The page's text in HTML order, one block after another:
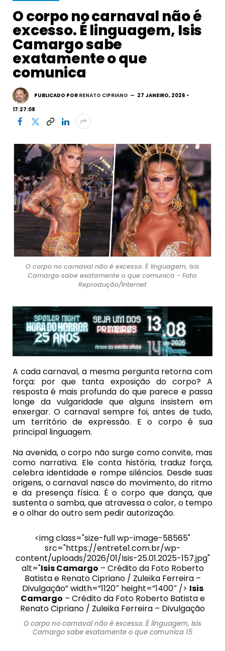
O corpo no carnaval não é
excesso. É linguagem, Isis
Camargo sabe
exatamente o que
comunica
PUBLICADO POR RENATO CIPRIANO
27 JANEIRO, 2026 -
17:27:08
O corpo no carnaval não é excesso. É linguagem, Isis
Camargo sabe exatamente o que comunica - Foto:
Reprodução/Internet
A cada carnaval, a mesma pergunta retorna com
força: por que tanta exposição do corpo? A
resposta é mais profunda do que parece e passa
longe da vulgaridade que alguns insistem em
enxergar. O carnaval sempre foi, antes de tudo,
um território de expressão. E o corpo é sua
principal linguagem.
Na avenida, o corpo não surge como convite, mas
como narrativa. Ele conta história, traduz força,
celebra identidade e rompe silêncios. Desde suas
origens, o carnaval nasce do movimento, do ritmo
e da presença física. É o corpo que dança, que
sustenta o samba, que atravessa o calor, o tempo
e o olhar do outro sem pedir autorização.
<img class="size-full wp-image-58565"
src="https://entrete1.com.br/wp-
content/uploads/2026/01/Isis-25.01.2025-157.jpg"
alt="Isis Camargo – Crédito da Foto Roberto
Batista e Renato Cipriano / Zuleika Ferreira –
Divulgação” width=”1120″ height=”1400″ /> Isis
Camargo – Crédito da Foto Roberto Batista e
Renato Cipriano / Zuleika Ferreira – Divulgação
O corpo no carnaval não é excesso. É linguagem, Isis
Camargo sabe exatamente o que comunica 15